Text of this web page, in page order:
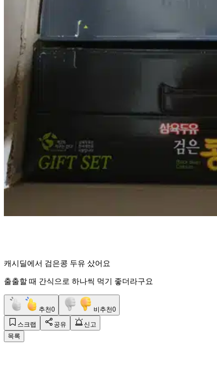
캐시딜에서 검은콩 두유 샀어요
출출할 때 간식으로 하나씩 먹기 좋더라구요
추천0 비추천0
스크랩 공유
신고
목록